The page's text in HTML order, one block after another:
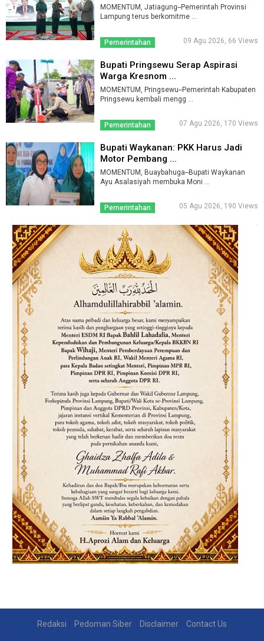
MOMENTUM, Jatiagung--Pemerintah Provinsi
Lampung terus berkomitme ...
Pemerintahan 09 Agu 2026, 66 Views
Bupati Pringsewu Serap Aspirasi
Warga Kresnom ...
MOMENTUM, Pringsewu--Pemerintah Kabupaten
Pringsewu kembali mengg ...
Pemerintahan 07 Agu 2026, 170 Views
Bupati Waykanan: PKK Harus Jadi
Motor Pembang ...
MOMENTUM, Buaybahuga--Bupati Waykanan
Ayu Asalasiyah membuka Moni ...
Pemerintahan 05 Agu 2026, 190 Views
Redaksi Pedoman Siber Disclaimer Contact Us